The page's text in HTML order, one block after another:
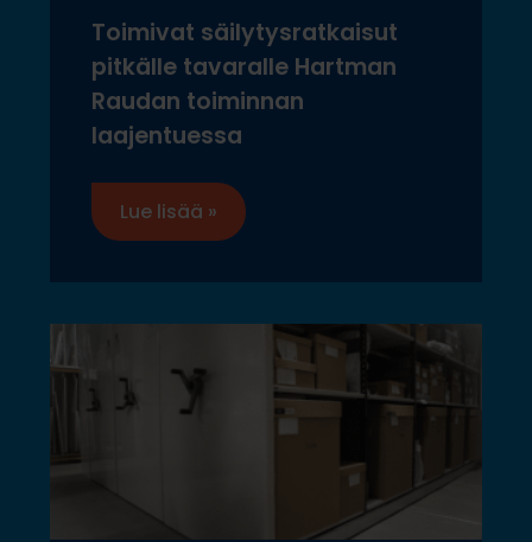
Toimivat säilytysratkaisut
pitkälle tavaralle Hartman
Raudan toiminnan
laajentuessa
Lue lisää »